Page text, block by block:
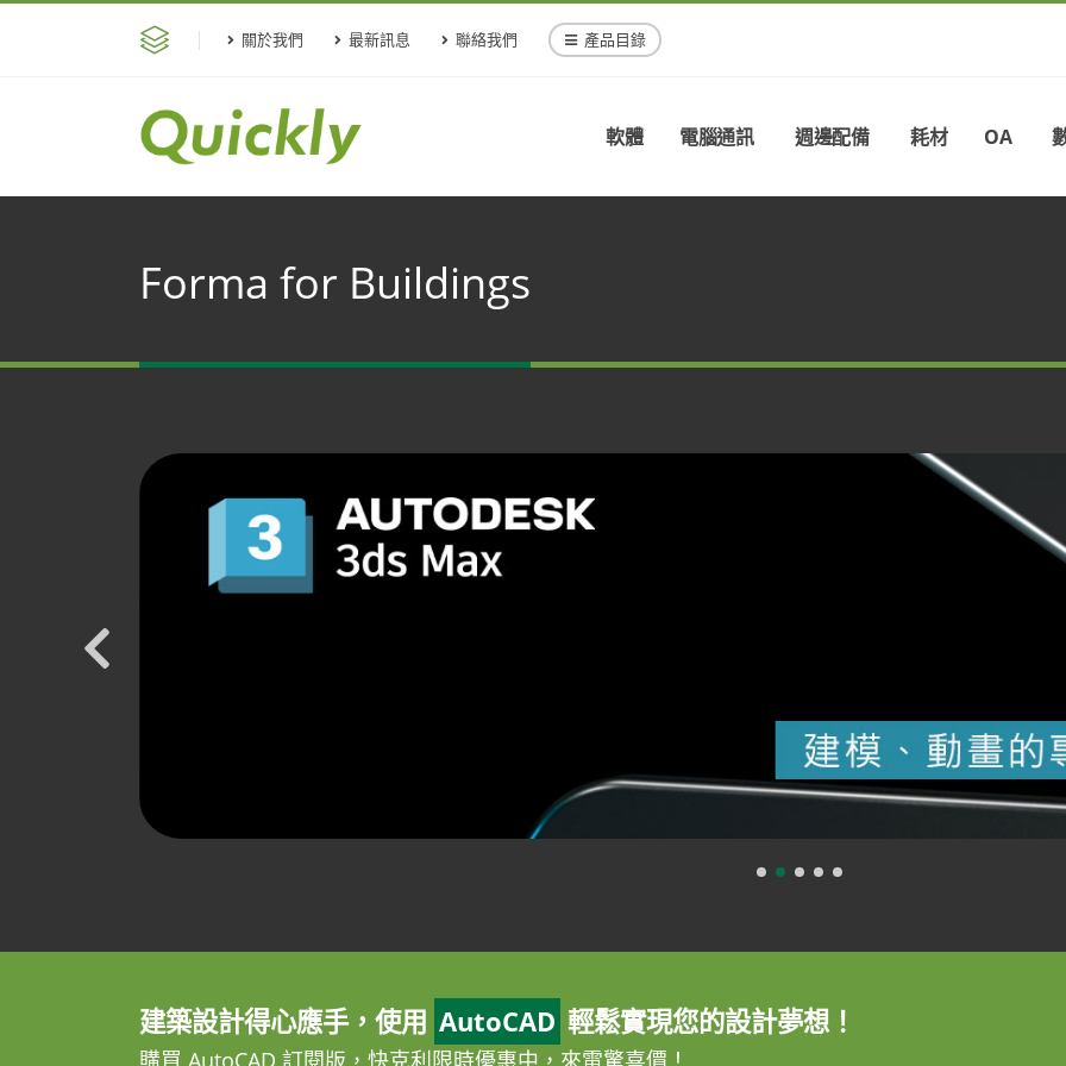
關於我們 最新訊息 聯絡我們 產品目錄
軟體 電腦通訊 週邊配備 耗材 OA
Forma for Buildings
建築設計得心應手，使用 AutoCAD 輕鬆實現您的設計夢想！
購買 AutoCAD 訂閱版，快克利限時優惠中，來電驚喜價！